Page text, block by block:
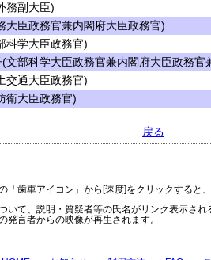
務副大臣)
臣政務官兼内閣府大臣政務官)
学大臣政務官)
部科学大臣政務官兼内閣府大臣政務官
通大臣政務官)
衛大臣政務官)
戻る
「歯車アイコン」から[速度]をクリックすると
いて、説明・質疑者等の氏名がリンク表示さ
発言者からの映像が再生されます。